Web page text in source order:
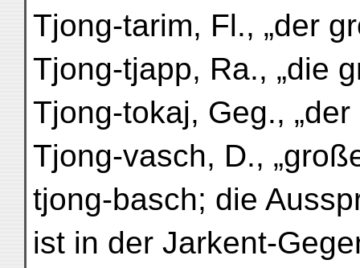
Tjong-tarim, Fl., „der
Tjong-tjapp, Ra., „die
Tjong-tokaj, Geg.,
Tjong-vasch, D.,
tjong-basch; die
ist in der Jarkent-